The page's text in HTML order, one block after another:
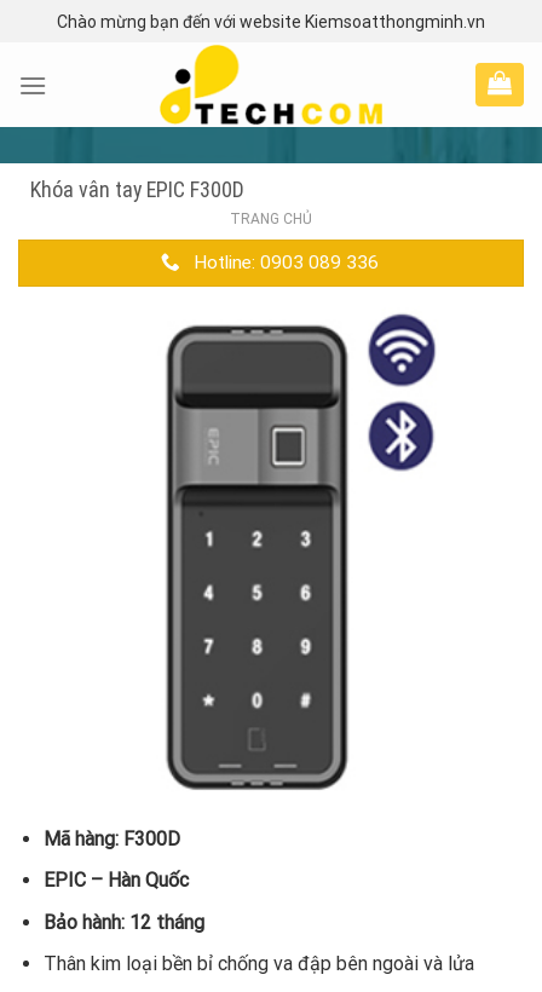
content
Chào mừng bạn đến với website Kiemsoatthongminh.vn
Khóa vân tay EPIC F300D
TRANG CHỦ
Hotline: 0903 089 336
Mã hàng: F300D
EPIC – Hàn Quốc
Bảo hành: 12 tháng
Thân kim loại bền bỉ chống va đập bên ngoài và lửa